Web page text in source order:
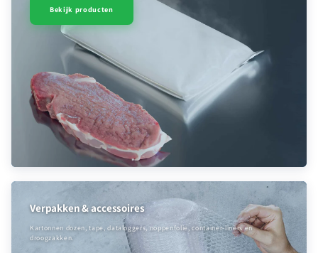
Bekijk producten
Verpakken & accessoires
Kartonnen dozen, tape, dataloggers, noppenfolie, container-liners en
droogzakken.